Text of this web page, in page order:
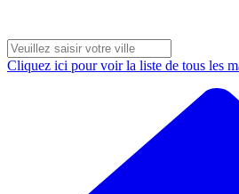
Cliquez ici pour voir la liste de tous les